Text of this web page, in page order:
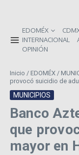
EDOMÉX
INTERNACIONAL
OPINIÓN
Inicio / EDOMÉX /
provocó suicidio de
MUNICIPIOS
Banco
que
mayor en